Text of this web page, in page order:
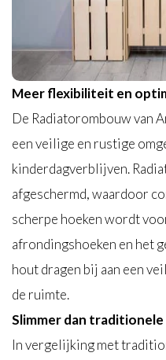
Meer flexibiliteit en
De Radiatorombouw van
een veilige en rustige
kinderdagverblijven.
afgeschermd, waardoor
scherpe hoeken wordt
afrondingshoeken en het
hout dragen bij aan een
de ruimte.
Slimmer dan
In vergelijking met